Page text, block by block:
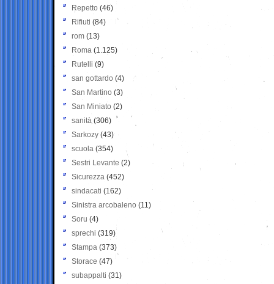
Repetto (46)
Rifiuti (84)
rom (13)
Roma (1.125)
Rutelli (9)
san gottardo (4)
San Martino (3)
San Miniato (2)
sanità (306)
Sarkozy (43)
scuola (354)
Sestri Levante (2)
Sicurezza (452)
sindacati (162)
Sinistra arcobaleno (11)
Soru (4)
sprechi (319)
Stampa (373)
Storace (47)
subappalti (31)